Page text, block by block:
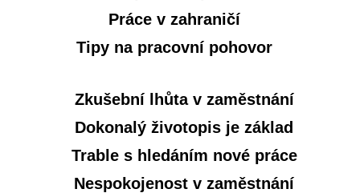
Práce v zahraničí
Tipy na pracovní pohovor
Zkušební lhůta v zaměstnání
Dokonalý životopis je základ
Trable s hledáním nové práce
Nespokojenost v zaměstnání